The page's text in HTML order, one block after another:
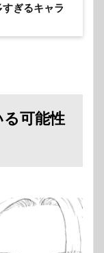
ぎるキャラ
可能性